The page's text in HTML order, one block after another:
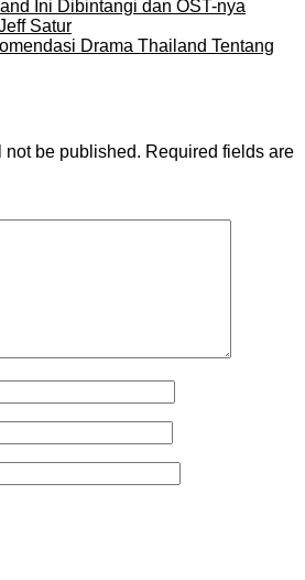
Ini Dibintangi dan OST-nya
Satur
Drama Thailand Tentang
not be published. Required fields are